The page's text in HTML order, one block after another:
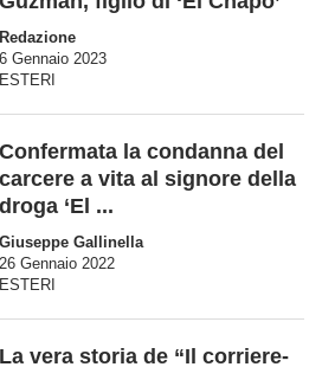
Redazione
6 Gennaio 2023
ESTERI
Confermata la condanna del
carcere a vita al signore della
droga ‘El ...
Giuseppe Gallinella
26 Gennaio 2022
ESTERI
La vera storia de “Il corriere-